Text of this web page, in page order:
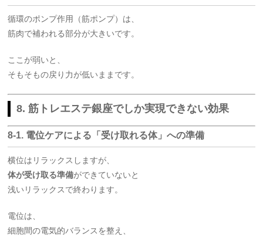
循環のポンプ作用（筋ポンプ）は、
筋肉で補われる部分が大きいです。
ここが弱いと、
そもそもの戻り力が低いままです。
8.筋トレエステ銀座でしか実現できない効果
8-1. 電位ケアによる「受け取れる体」への準備
横位はリラックスしますが、
体が受け取る準備ができていないと
浅いリラックスで終わります。
電位は、
細胞間の電気的バランスを整え、